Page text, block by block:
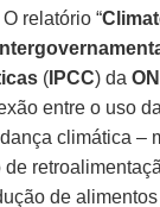
relatório “
( IPCC) da
entre o uso
climática –
de
de